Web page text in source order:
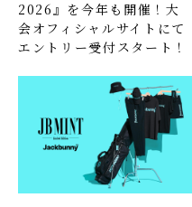
2026』を今年も開催！大
会オフィシャルサイトにて
エントリー受付スタート！